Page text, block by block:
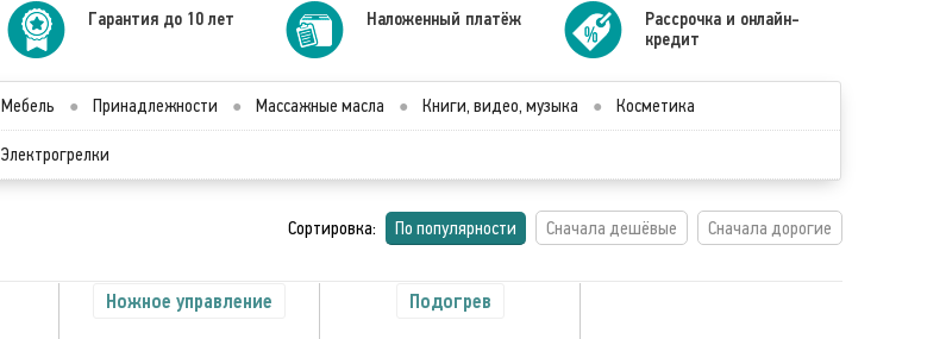
Гарантия до 10 лет Наложенный платёж
Рассрочка и онлайн-
кредит
Мебель ● Принадлежности ● Массажные масла ● Книги, видео, музыка ● Косметика
Электрогрелки
Сортировка: По популярности Сначала дешёвые Сначала дорогие
Ножное управление Подогрев